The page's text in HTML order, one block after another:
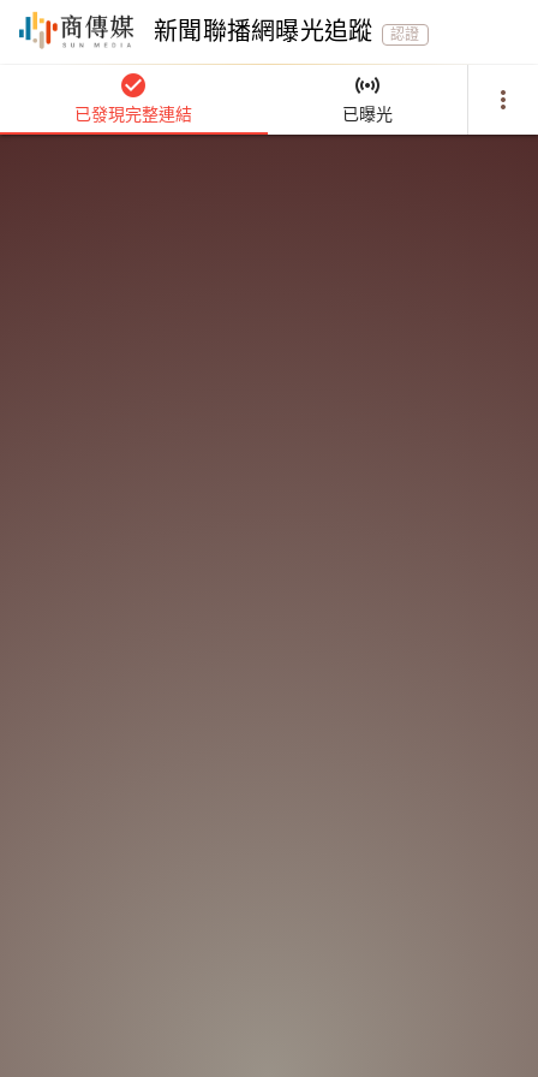
新聞聯播網曝光追蹤 認證
check_circle
已發現完整連結
sensors
已曝光 more_vert